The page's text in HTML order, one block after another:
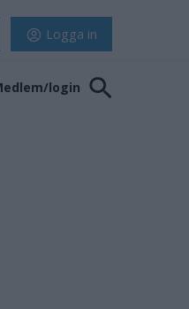
Logga in
login